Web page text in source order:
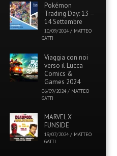
Pokémon
Trading Day: 13 –
14 Settembre
10/09/2024 / MATTEO
GATTI
Viaggia con noi
verso il Lucca
Comics &
Games 2024
06/09/2024 / MATTEO
GATTI
MARVEL X
FUNSIDE
19/07/2024 / MATTEO
GATTI